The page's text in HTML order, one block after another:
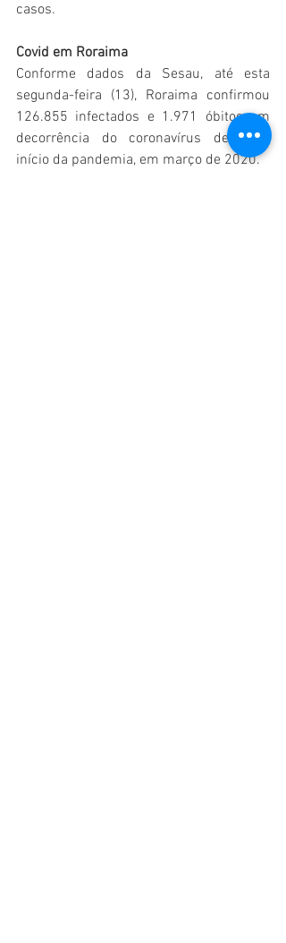
casos.
Covid em Roraima
Conforme dados da Sesau, até esta
segunda-feira (13), Roraima confirmou
126.855 infectados e 1.971 óbitos em
decorrência do coronavírus desde o
início da pandemia, em março de 2020.